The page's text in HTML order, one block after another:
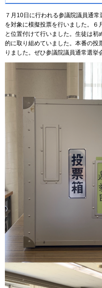
７月10日に行われる参議院議員通
を対象に模擬投票を行いました。６
と位置付けて行いました。生徒は
的に取り組めていました。本番の投
りました。ぜひ参議院議員通常選挙